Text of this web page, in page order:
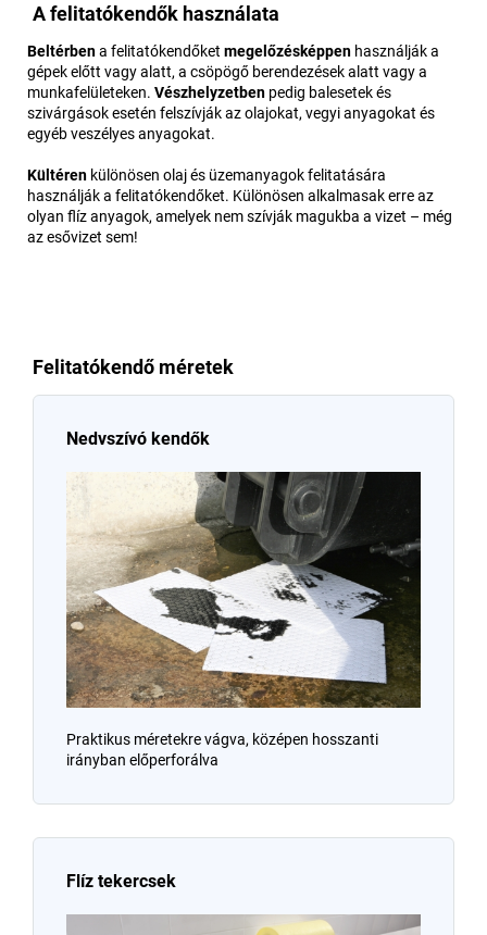
A felitatókendők használata
Beltérbena felitatókendőket megelőzésképpen használják a
gépek előtt vagy alatt, a csöpögő berendezések alatt vagy a
munkafelületeken. Vészhelyzetben pedig balesetek és
szivárgások esetén felszívják az olajokat, vegyi anyagokat és
egyéb veszélyes anyagokat.
Kültéren különösen olaj és üzemanyagok felitatására
használják a felitatókendőket. Különösen alkalmasak erre az
olyan flíz anyagok, amelyek nem szívják magukba a vizet – még
az esővizet sem!
Felitatókendő méretek
Nedvszívó kendők
Praktikus méretekre vágva, középen hosszanti
irányban előperforálva
Flíz tekercsek